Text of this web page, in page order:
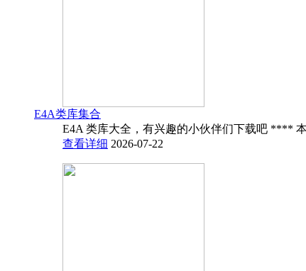
E4A类库集合
E4A 类库大全，有兴趣的小伙伴们下载吧 ****
查看详细 2026-07-22